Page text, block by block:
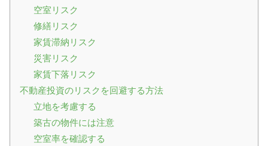
空室リスク
修繕リスク
家賃滞納リスク
災害リスク
家賃下落リスク
不動産投資のリスクを回避する方法
立地を考慮する
築古の物件には注意
空室率を確認する